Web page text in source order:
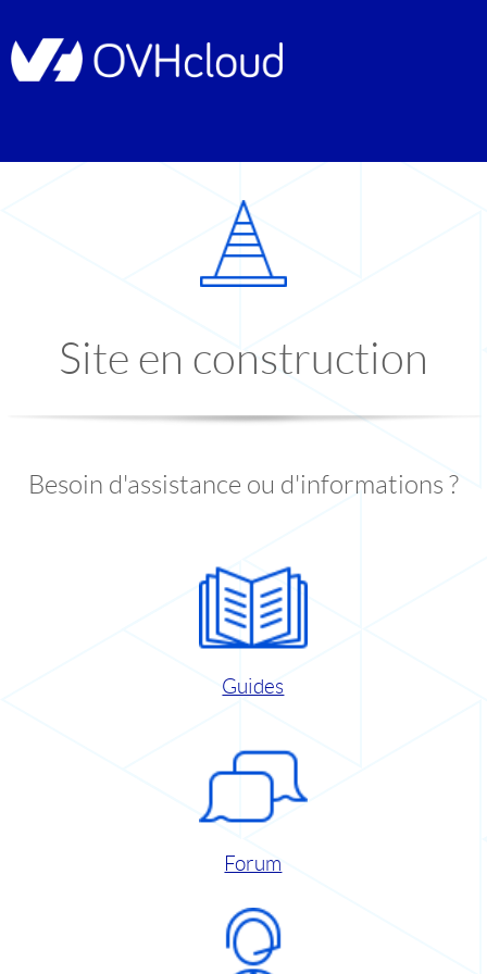
Site en construction
Besoin d'assistance ou d'informations ?
Guides
Forum